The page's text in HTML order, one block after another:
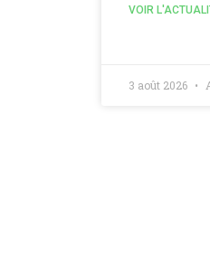
VOIR
3 août 2026